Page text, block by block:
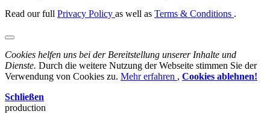
Read our full Privacy Policy as well as Terms & Conditions .
Cookies helfen uns bei der Bereitstellung unserer Inhalte und
Dienste. Durch die weitere Nutzung der Webseite stimmen Sie der
Verwendung von Cookies zu. Mehr erfahren , Cookies ablehnen!
Schließen
production